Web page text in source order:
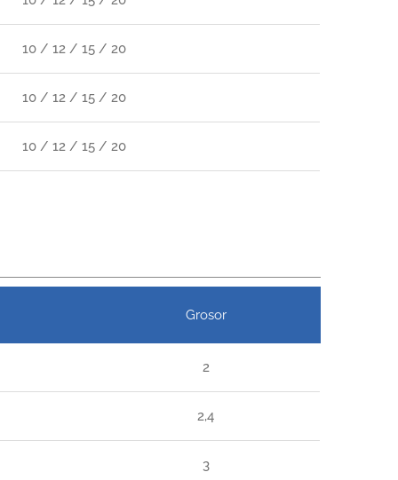
10 / 12 / 15 / 20
10 / 12 / 15 / 20
10 / 12 / 15 / 20
Grosor
2
2,4
3